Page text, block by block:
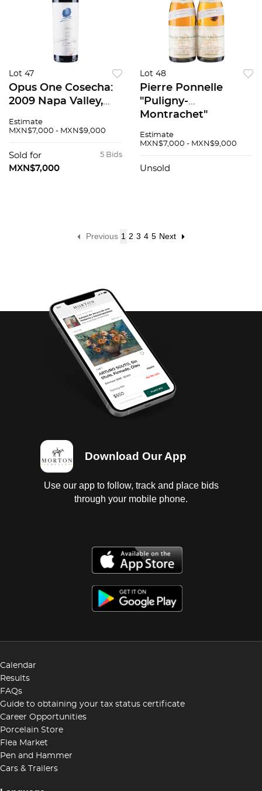
Lot 47
Opus One Cosecha:
2009 Napa Valley,
Nivel: llenado alto 96
Estimate
MXN$7,000 - MXN$9,000
5 Bids
Sold for
MXN$7,000
Lot 48
Pierre Ponnelle
"Puligny-
Montrachet"
de Beaune, Francia
3.4 cm Piezas: 2 91 /
Estimate
MXN$7,000 - MXN$9,000
Unsold
Previous 1 2 3 4 5 Next
Download Our App
Use our app to follow, track and place bids
through your mobile phone.
Calendar
Results
FAQs
Guide to obtaining your tax status certificate
Career Opportunities
Porcelain Store
Flea Market
Pen and Hammer
Cars & Trailers